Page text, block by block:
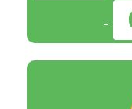
-